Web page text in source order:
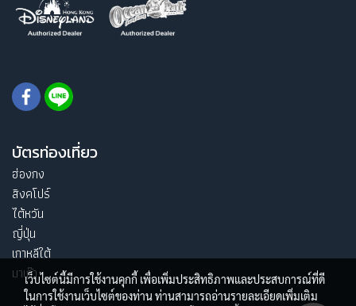
บัตรท่องเที่ยว
ฮ่องกง
สิงคโปร์
ไต้หวัน
ญี่ปุ่น
เกาหลีใต้
มาเก๊าเว็บไซต์นี้มีการใช้งานคุกกี้ เพื่อเพิ่มประสิทธิภาพและประสบการณ์ที่ดี
ในการใช้งานเว็บไซต์ของท่าน ท่านสามารถอ่านรายละเอียดเพิ่มเติม